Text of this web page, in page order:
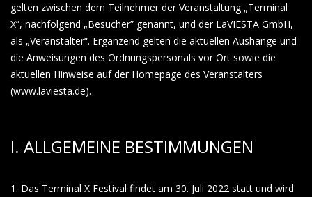
gelten zwischen dem Teilnehmer der Veranstaltung „Terminal
X”, nachfolgend „Besucher” genannt, und der LaVIESTA GmbH,
als „Veranstalter“. Ergänzend gelten die aktuellen Aushänge und
die Anweisungen des Ordnungspersonals vor Ort sowie die
aktuellen Hinweise auf der Homepage des Veranstalters
(www.laviesta.de).
I. ALLGEMEINE BESTIMMUNGEN
1. Das Terminal X Festival findet am 30. Juli 2022 statt und wird